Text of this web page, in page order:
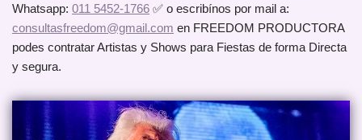
Whatsapp: 011 5452-1766 ✅ o escribínos por mail a:
consultasfreedom@gmail.com en FREEDOM PRODUCTORA
podes contratar Artistas y Shows para Fiestas de forma Directa
y segura.